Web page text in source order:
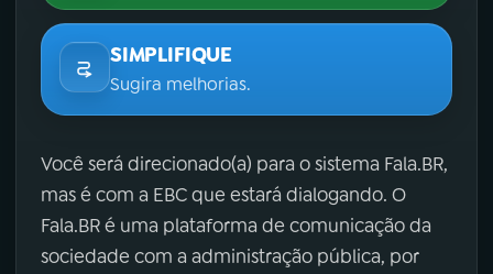
SIMPLIFIQUE
Sugira melhorias.
Você será direcionado(a) para o sistema Fala.BR,
mas é com a EBC que estará dialogando. O
Fala.BR é uma plataforma de comunicação da
sociedade com a administração pública, por